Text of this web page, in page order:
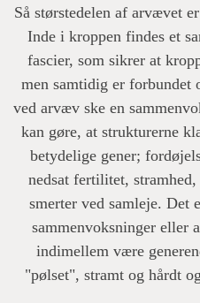
Så størstedelen af arvævet
Inde i kroppen findes et
fascier, som sikrer at
men samtidig er forbundet
ved arvæv ske en
kan gøre, at strukturerne
betydelige gener;
nedsat fertilitet,
smerter ved samleje.
sammenvoksninger eller
indimellem være
"pølset", stramt og hårdt